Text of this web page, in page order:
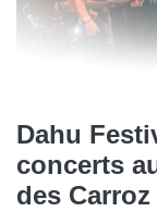
Dahu
concerts
des Carroz